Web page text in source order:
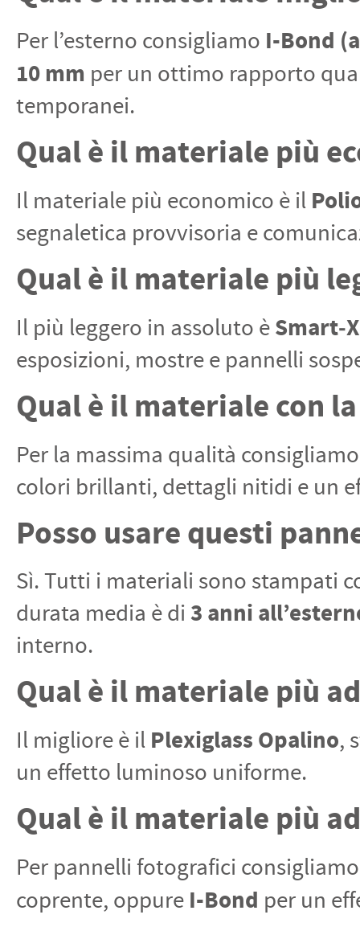
Per l’esterno consigliamo I-Bond
10 mm per un ottimo rapporto
temporanei.
Qual è il materiale più
Il materiale più economico è il
segnaletica provvisoria e
Qual è il materiale più
Il più leggero in assoluto èSmart‑X
esposizioni, mostre e pannelli
Qual è il materiale con
Per la massima qualità
colori brillanti, dettagli nitidi e un
Posso usare questi
Sì. Tutti i materiali sono stampati
durata media è di 3 anni
interno.
Qual è il materiale più
Il migliore è il Plexiglass Opalino,
un effetto luminoso uniforme.
Qual è il materiale più
Per pannelli fotografici
coprente, oppure I-Bond per un